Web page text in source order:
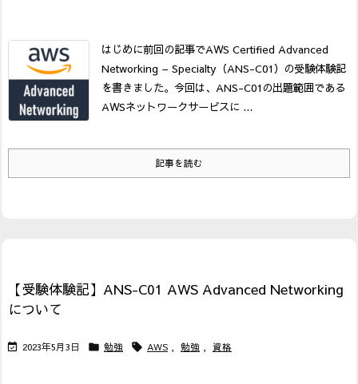
はじめに前回の記事でAWS Certified Advanced
Networking – Specialty（ANS-C01）の受験体験記
を書きました。 今回は、ANS-C01の出題範囲である
AWSネットワークサービスに ...
記事を読む
【受験体験記】ANS-C01 AWS Advanced Networking
について
 2023年5月3日  勉強  AWS , 勉強 , 資格